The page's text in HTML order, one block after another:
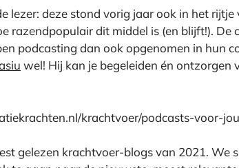
lezer: deze stond vorig jaar ook in het
razendpopulair dit middel is (en blijft!).
podcasting dan ook opgenomen in hun
wel! Hij kan je begeleiden én ontzorgen
krachtvoer/podcasts-voor-
gelezen krachtvoer-blogs van 2021. We